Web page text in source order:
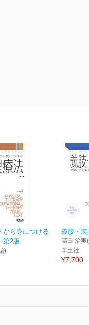
から身につける
2版
)
義肢・
高田 治実
羊土社
¥7,700